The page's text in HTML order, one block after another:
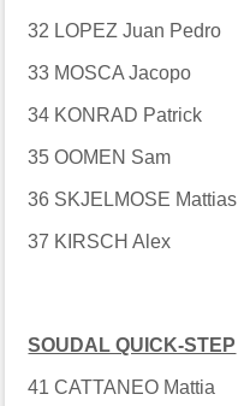
32 LOPEZ Juan Pedro
33 MOSCA Jacopo
34 KONRAD Patrick
35 OOMEN Sam
36 SKJELMOSE Mattias
37 KIRSCH Alex
SOUDAL QUICK-STEP
41 CATTANEO Mattia